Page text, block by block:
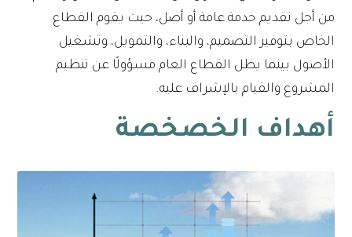
من أجل تقديم خدمة عامة أو أصل، حيث يقوم القطاع
الخاص بتوفير التصميم، والبناء، والتمويل، وتشغيل
الأصول بينما يظل القطاع العام مسؤولًا عن تنظيم
المشروع والقيام بالإشراف عليه.
أهداف الخصخصة